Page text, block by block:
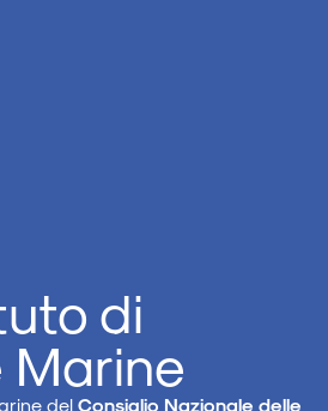
di
Marine
del Consiglio Nazionale delle